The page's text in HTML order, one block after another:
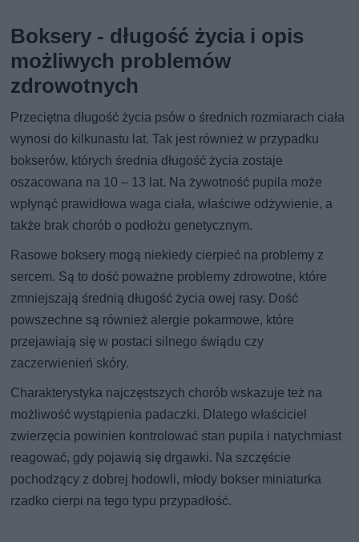
Boksery - długość życia i opis
możliwych problemów
zdrowotnych
Przeciętna długość życia psów o średnich rozmiarach ciała
wynosi do kilkunastu lat. Tak jest również w przypadku
bokserów, których średnia długość życia zostaje
oszacowana na 10 – 13 lat. Na żywotność pupila może
wpłynąć prawidłowa waga ciała, właściwe odżywienie, a
także brak chorób o podłożu genetycznym.
Rasowe boksery mogą niekiedy cierpieć na problemy z
sercem. Są to dość poważne problemy zdrowotne, które
zmniejszają średnią długość życia owej rasy. Dość
powszechne są również alergie pokarmowe, które
przejawiają się w postaci silnego świądu czy
zaczerwienień skóry.
Charakterystyka najczęstszych chorób wskazuje też na
możliwość wystąpienia padaczki. Dlatego właściciel
zwierzęcia powinien kontrolować stan pupila i natychmiast
reagować, gdy pojawią się drgawki. Na szczęście
pochodzący z dobrej hodowli, młody bokser miniaturka
rzadko cierpi na tego typu przypadłość.